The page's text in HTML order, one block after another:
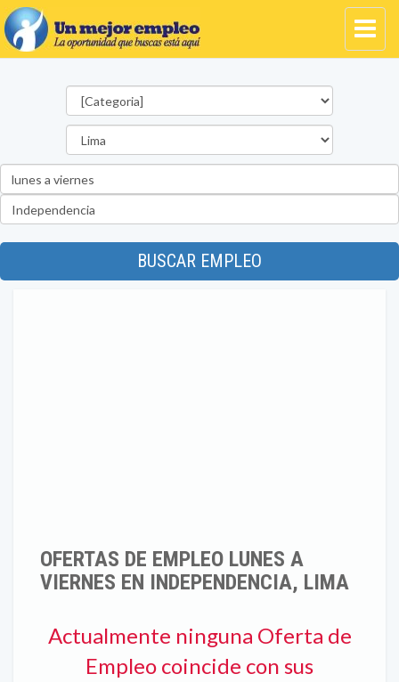
BUSCAR EMPLEO
OFERTAS DE EMPLEO LUNES A
VIERNES EN INDEPENDENCIA, LIMA
Actualmente ninguna Oferta de
Empleo coincide con sus